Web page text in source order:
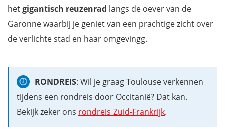
hetgigantisch reuzenrad langs de oever van de
Garonne waarbij je geniet van een prachtige zicht over
de verlichte stad en haar omgevingg.
RONDREIS: Wil je graag Toulouse verkennen
tijdens een rondreis door Occitanië? Dat kan.
Bekijk zeker ons rondreis Zuid-Frankrijk.